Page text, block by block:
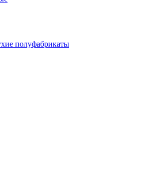
полуфабрикаты